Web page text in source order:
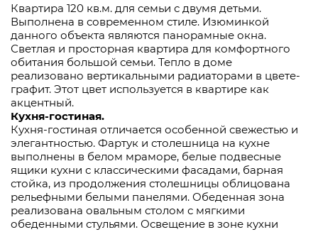
Квартира 120 кв.м. для семьи с двумя детьми.
Выполнена в современном стиле. Изюминкой
данного объекта являются панорамные окна.
Светлая и просторная квартира для комфортного
обитания большой семьи. Тепло в доме
реализовано вертикальными радиаторами в цвете-
графит. Этот цвет используется в квартире как
акцентный.
Кухня-гостиная.
Кухня-гостиная отличается особенной свежестью и
элегантностью. Фартук и столешница на кухне
выполнены в белом мраморе, белые подвесные
ящики кухни с классическими фасадами, барная
стойка, из продолжения столешницы облицована
рельефными белыми панелями. Обеденная зона
реализована овальным столом с мягкими
обеденными стульями. Освещение в зоне кухни